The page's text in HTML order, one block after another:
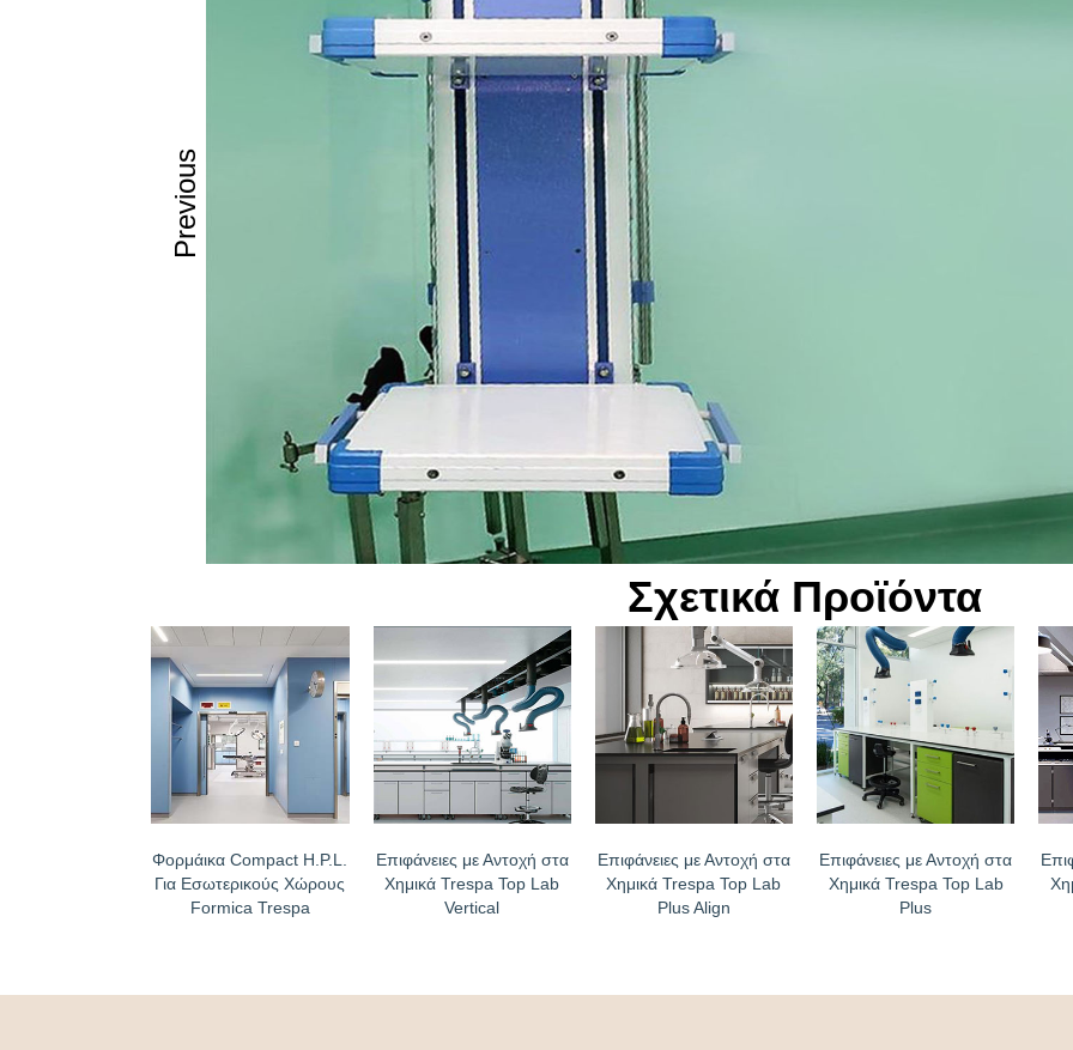
Previous
Σχετικά Προϊόντα
Φορμάικα Compact H.P.L.
Για Εσωτερικούς Χώρους
Formica Trespa
Επιφάνειες με Αντοχή στα
Χημικά Trespa Top Lab
Vertical
Επιφάνειες με Αντοχή στα
Χημικά Trespa Top Lab
Plus Align
Επιφάνειες με Αντοχή στα
Χημικά Trespa Top Lab
Plus